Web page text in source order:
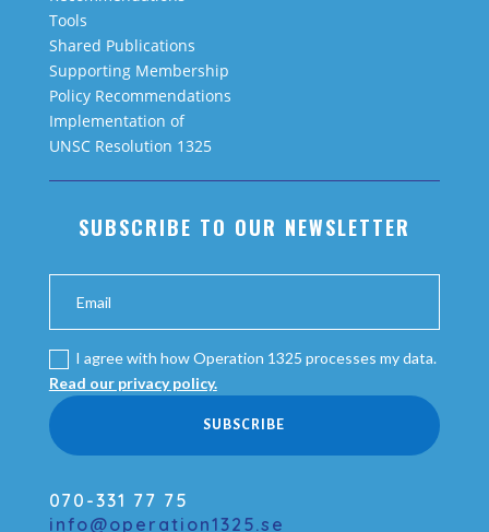
Tools
Shared Publications
Supporting Membership
Policy Recommendations
Implementation of
UNSC Resolution 1325
SUBSCRIBE TO OUR NEWSLETTER
I agree with how Operation 1325 processes my data.
Read our privacy policy.
SUBSCRIBE
070-331 77 75
info@operation1325.se